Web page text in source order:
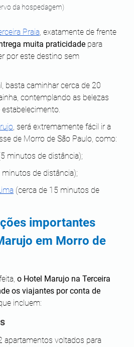
da hospedagem)
Praia, exatamente de frente
muita praticidade para
por este destino sem
basta caminhar cerca de 20
contemplando as belezas
, será extremamente fácil ir a
de Morro de São Paulo, como:
minutos de distância);
minutos de distância);
(cerca de 15 minutos de
importantes
em Morro de
o Hotel Marujo na Terceira
os viajantes por conta de
incluem:
apartamentos voltados para